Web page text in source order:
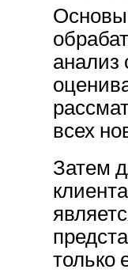
анализ
всех
Затем
только